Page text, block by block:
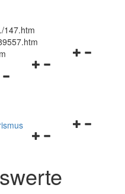
./147.htm
Navigationsmenü
Navigationsmenü
schließen